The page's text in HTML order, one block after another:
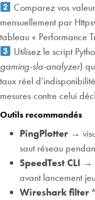
Comparez vos
mensuellement par
tableau « Performance
Utilisez le script
gaming-sla-analyzer)
taux réel
mesures contre celui
Outils recommandés
PingPlotter →
saut réseau
SpeedTest CLI →
avant lancement
Wireshark filter